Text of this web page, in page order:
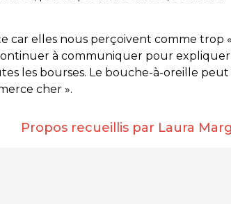
car elles nous perçoivent comme trop «
à communiquer pour expliquer
les bourses. Le bouche-à-oreille peut
cher ».
Propos recueillis par Laura